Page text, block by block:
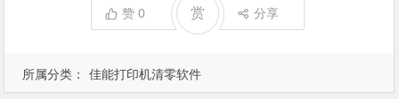
所属分类： 佳能打印机清零软件
赞0 赏 分享